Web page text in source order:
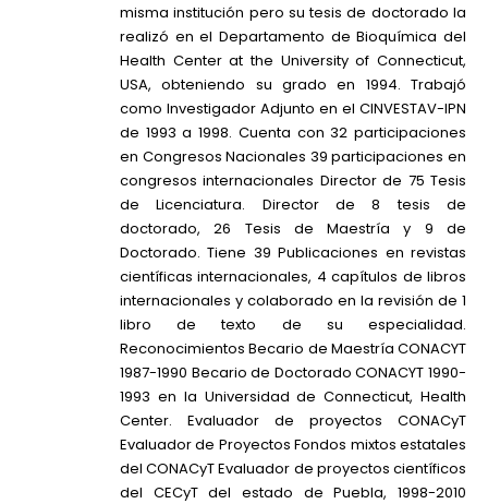
misma institución pero su tesis de doctorado la
realizó en el Departamento de Bioquímica del
Health Center at the University of Connecticut,
USA, obteniendo su grado en 1994. Trabajó
como Investigador Adjunto en el CINVESTAV-IPN
de 1993 a 1998. Cuenta con 32 participaciones
en Congresos Nacionales 39 participaciones en
congresos internacionales Director de 75 Tesis
de Licenciatura. Director de 8 tesis de
doctorado, 26 Tesis de Maestría y 9 de
Doctorado. Tiene 39 Publicaciones en revistas
científicas internacionales, 4 capítulos de libros
internacionales y colaborado en la revisión de 1
libro de texto de su especialidad.
Reconocimientos Becario de Maestría CONACYT
1987-1990 Becario de Doctorado CONACYT 1990-
1993 en la Universidad de Connecticut, Health
Center. Evaluador de proyectos CONACyT
Evaluador de Proyectos Fondos mixtos estatales
del CONACyT Evaluador de proyectos científicos
del CECyT del estado de Puebla, 1998-2010